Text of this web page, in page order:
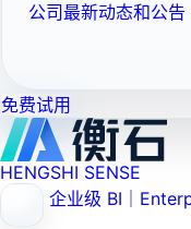
公司最新动态和公告
免费试用
HENGSHI SENSE
企业级 BI｜